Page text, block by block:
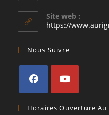
Site web :
https://
Nous Suivre
dans
dans
Horaires Ouverture Au